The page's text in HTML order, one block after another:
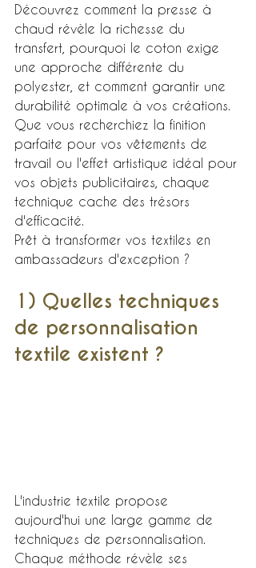
Découvrez comment la presse à
chaud révèle la richesse du
transfert, pourquoi le coton exige
une approche différente du
polyester, et comment garantir une
durabilité optimale à vos créations.
Que vous recherchiez la finition
parfaite pour vos vêtements de
travail ou l'effet artistique idéal pour
vos objets publicitaires, chaque
technique cache des trésors
d'efficacité.
Prêt à transformer vos textiles en
ambassadeurs d'exception ?
1) Quelles techniques
de personnalisation
textile existent ?
L'industrie textile propose
aujourd'hui une large gamme de
techniques de personnalisation.
Chaque méthode révèle ses